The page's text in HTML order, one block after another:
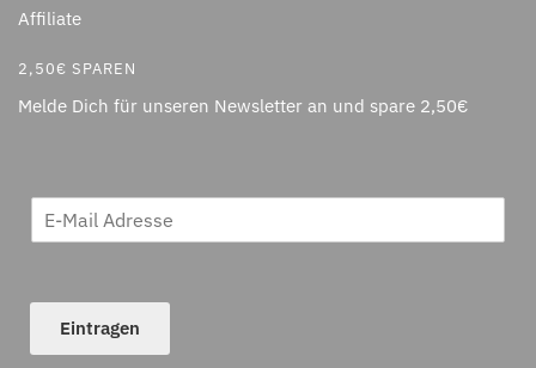
Affiliate
2,50€ SPAREN
Melde Dich für unseren Newsletter an und spare 2,50€
Eintragen